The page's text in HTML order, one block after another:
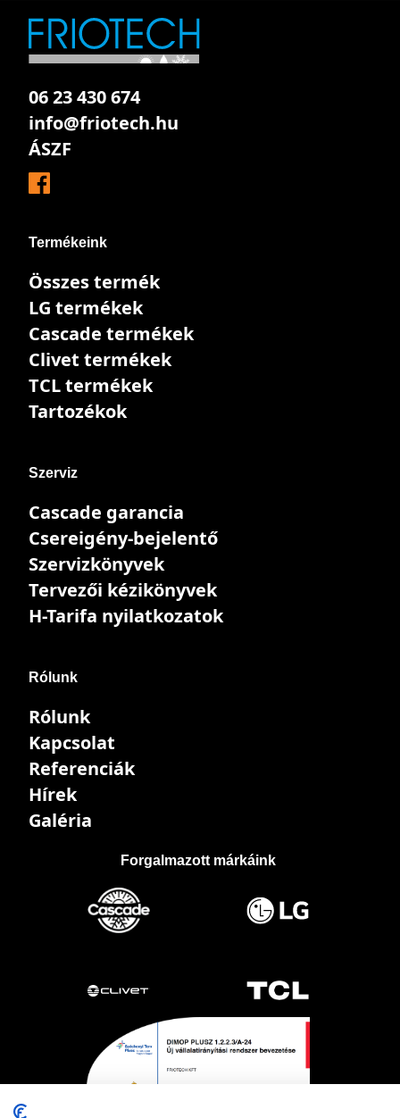
06 23 430 674
info@friotech.hu
ÁSZF
Termékeink
Összes termék
LG termékek
Cascade termékek
Clivet termékek
TCL termékek
Tartozékok
Szerviz
Cascade garancia
Csereigény-bejelentő
Szervizkönyvek
Tervezői kézikönyvek
H-Tarifa nyilatkozatok
Rólunk
Rólunk
Kapcsolat
Referenciák
Hírek
Galéria
Forgalmazott márkáink